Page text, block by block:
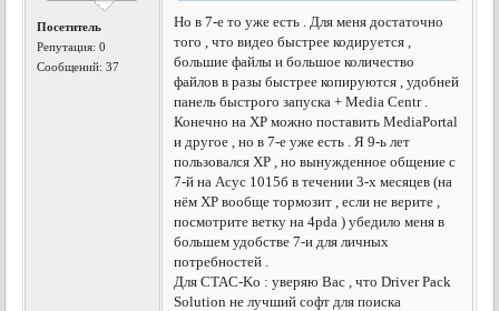
Посетитель
Репутация:0
Сообщений: 37
Но в 7-е то уже есть . Для меня достаточно
того , что видео быстрее кодируется ,
большие файлы и большое количество
файлов в разы быстрее копируются , удобней
панель быстрого запуска + Меdia Centr .
Конечно на ХР можно поставить MediaPortal
и другое , но в 7-е уже есть . Я 9-ь лет
пользовался ХР , но вынужденное общение с
7-й на Асус 1015б в течении 3-х месяцев (на
нём ХР вообще тормозит , если не верите ,
посмотрите ветку на 4pda ) убедило меня в
большем удобстве 7-и для личных
потребностей .
Для CTAC-Ko : уверяю Вас , что Driver Pack
Solution не лучший софт для поиска